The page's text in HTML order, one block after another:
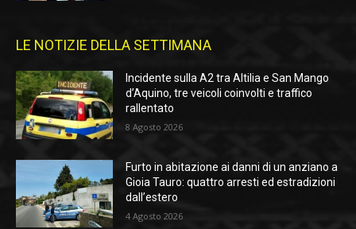
LE NOTIZIE DELLA SETTIMANA
Incidente sulla A2 tra Altilia e San Mango
d’Aquino, tre veicoli coinvolti e traffico
rallentato
8 Agosto 2026
Furto in abitazione ai danni di un anziano a
Gioia Tauro: quattro arresti ed estradizioni
dall’estero
4 Agosto 2026